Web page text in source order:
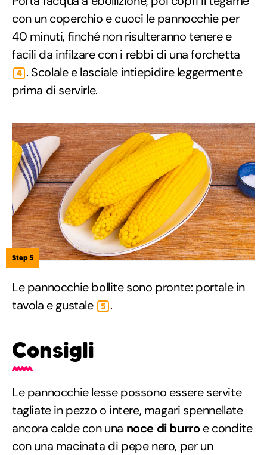
con un coperchio e cuoci le pannocchie per
40 minuti, finché non risulteranno tenere e
facili da infilzare con i rebbi di una forchetta
4 . Scolale e lasciale intiepidire leggermente
prima di servirle.
Step 5
Le pannocchie bollite sono pronte: portale in
tavola e gustale
5 .
Consigli
Le pannocchie lesse possono essere servite
tagliate in pezzo o intere, magari spennellate
ancora calde con una noce di burroe condite
con una macinata di pepe nero, per un